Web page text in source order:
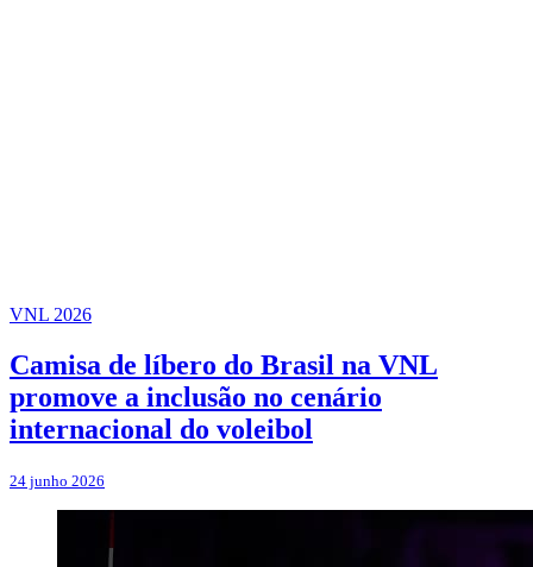
VNL 2026
Camisa de líbero do Brasil na VNL
promove a inclusão no cenário
internacional do voleibol
24 junho 2026